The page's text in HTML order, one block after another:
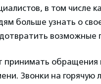
в том числе
больше узнать о
возможные
принимать обращения
Звонки на